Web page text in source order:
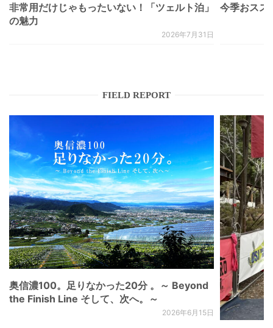
非常用だけじゃもったいない！「ツェルト泊」
の魅力
2026年7月31日
今季おスス
FIELD REPORT
奥信濃100。足りなかった20分 。～ Beyond
the Finish Line そして、次へ。～
2026年6月15日